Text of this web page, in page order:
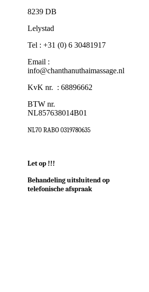
8239 DB
Lelystad
Tel : +31 (0) 6 30481917
Email :
info@chanthanuthaimassage.nl
KvK nr. : 68896662
BTW nr.
NL857638014B01
NL70 RABO 0319780635
Let op !!!
Behandeling uitsluitend op
telefonische afspraak